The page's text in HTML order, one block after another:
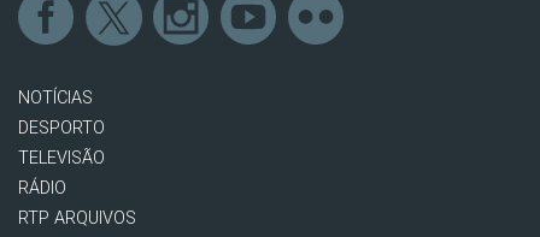
NOTÍCIAS
DESPORTO
TELEVISÃO
RÁDIO
RTP ARQUIVOS